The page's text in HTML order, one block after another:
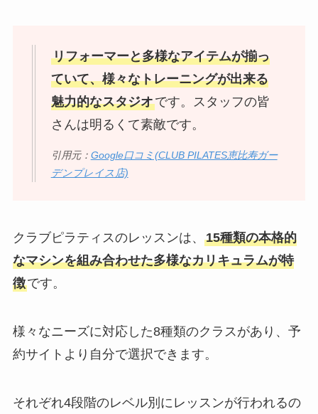
リフォーマーと多様なアイテムが揃っ
ていて、様々なトレーニングが出来る
魅力的なスタジオです。スタッフの皆
さんは明るくて素敵です。
引用元： Google口コミ(CLUB PILATES恵比寿ガー
デンプレイス店)
クラブピラティスのレッスンは、 15種類の本格的
なマシンを組み合わせた多様なカリキュラムが特
徴です。
様々なニーズに対応した8種類のクラスがあり、予
約サイトより自分で選択できます。
それぞれ4段階のレベル別にレッスンが行われるの